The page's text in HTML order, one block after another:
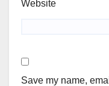
Website
Save my name,